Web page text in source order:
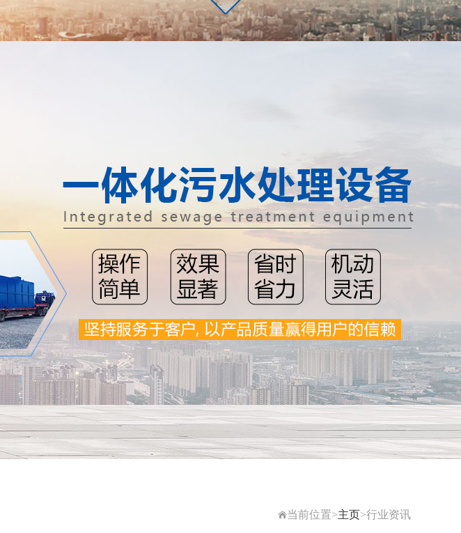
当前位置>主页>行业资讯